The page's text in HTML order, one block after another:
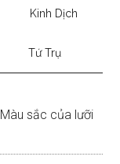
Kinh Dịch
Tứ Trụ
Màu sắc của lưỡi